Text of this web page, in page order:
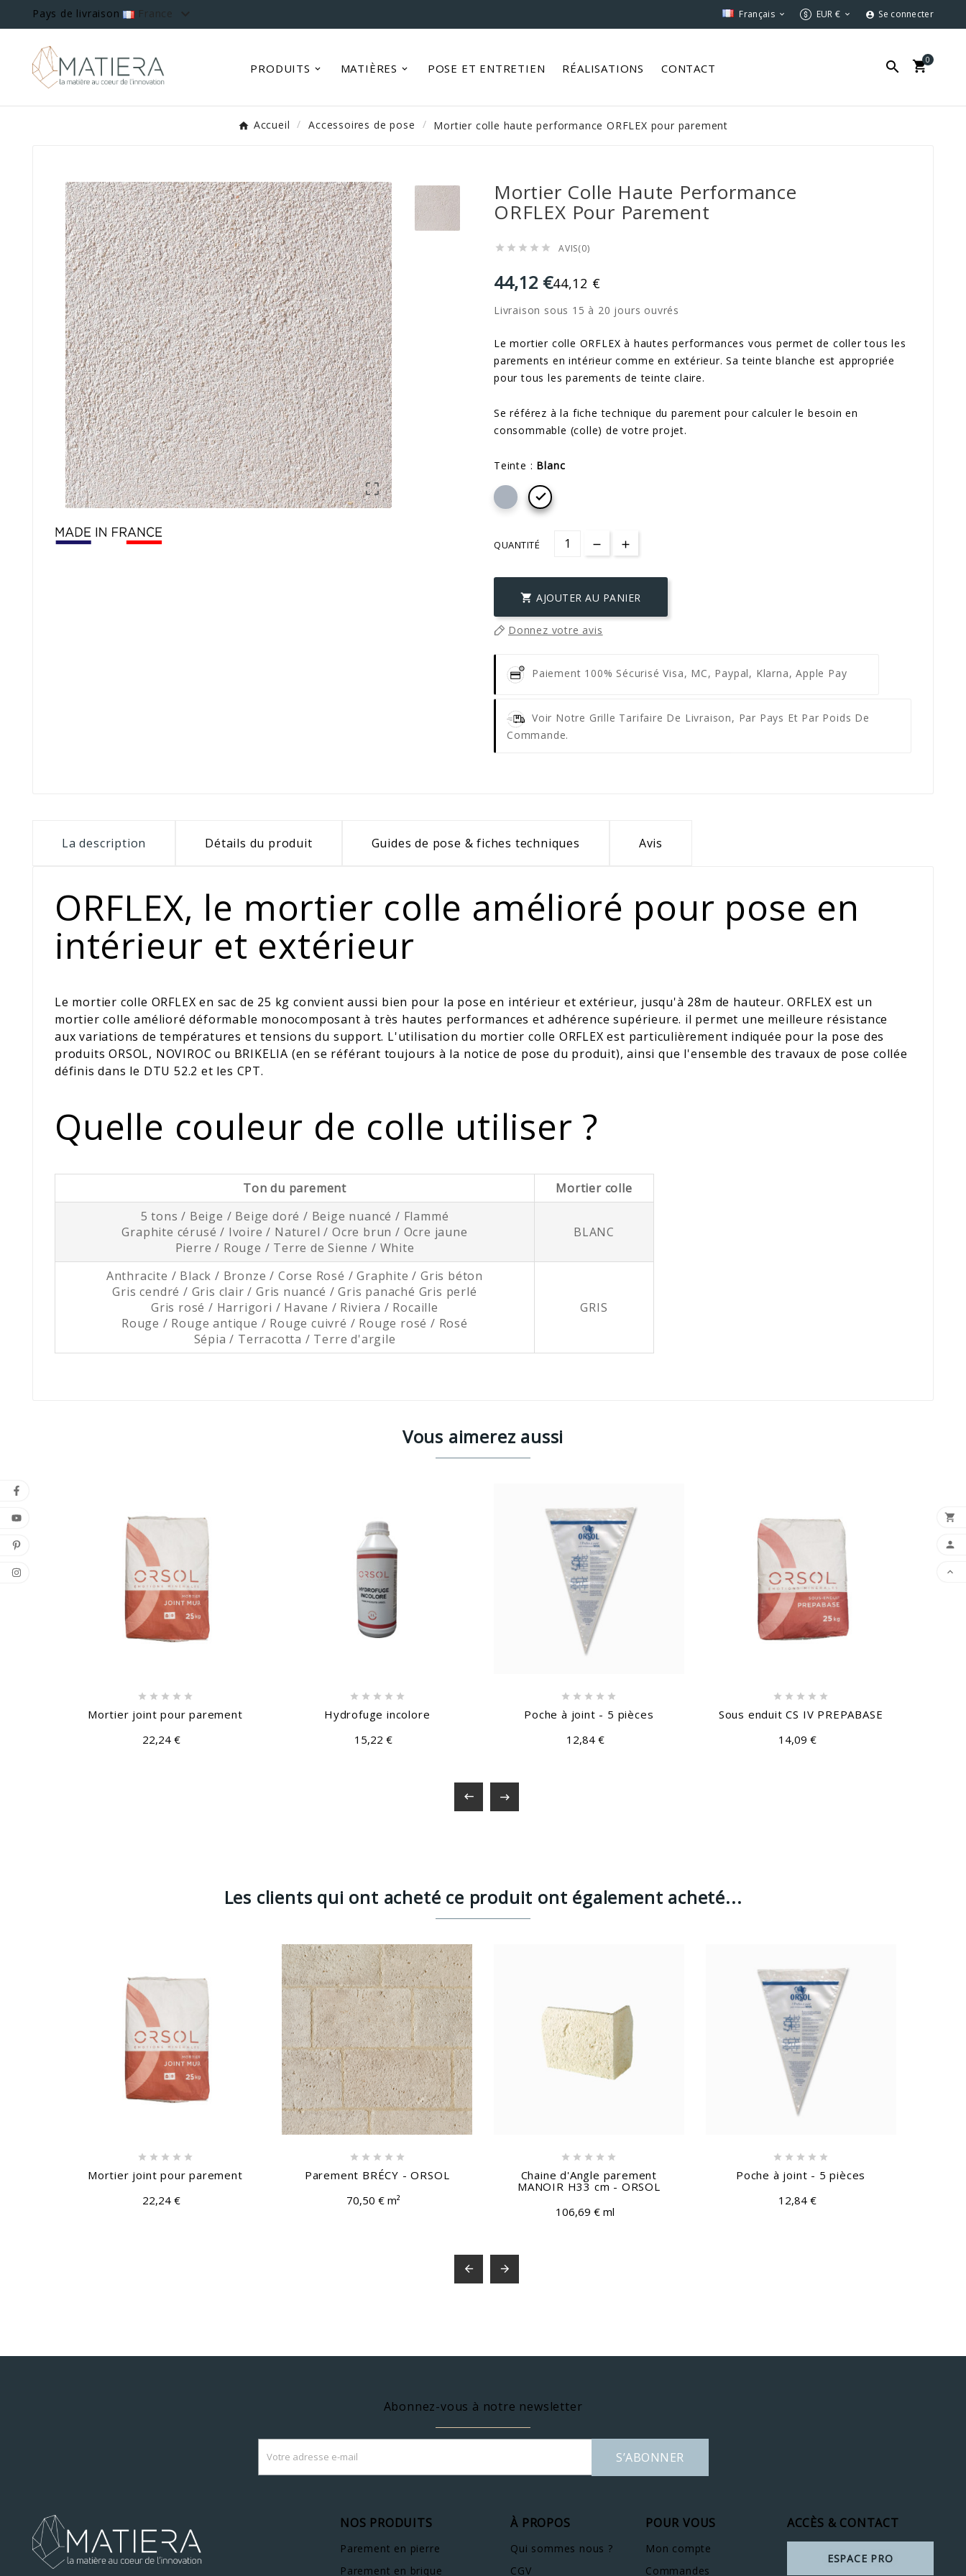
Pays de livraison France  Français  EUR €   Se connecter
PRODUITS MATIÈRES POSE ET ENTRETIEN RÉALISATIONS CONTACT  0
Accueil Accessoires de pose Mortier colle haute performance ORFLEX pour parement

Mortier Colle Haute Performance
ORFLEX Pour Parement
     AVIS(0)
44,12 €44,12 €
Livraison sous 15 à 20 jours ouvrés
Le mortier colle ORFLEX à hautes performances vous permet de coller tous les
parements en intérieur comme en extérieur. Sa teinte blanche est appropriée
pour tous les parements de teinte claire.
Se référez à la fiche technique du parement pour calculer le besoin en
consommable (colle) de votre projet.
Teinte : Blanc

QUANTITÉ
 AJOUTER AU PANIER
Donnez votre avis
Paiement 100% SécuriséVisa, MC, Paypal, Klarna, Apple Pay
Voir Notre Grille Tarifaire De Livraison, Par Pays Et Par Poids De
Commande.
La description Détails du produit Guides de pose & fiches techniques Avis
ORFLEX, le mortier colle amélioré pour pose en
intérieur et extérieur
Le mortier colle ORFLEX en sac de 25 kg convient aussi bien pour la pose en intérieur et extérieur, jusqu'à 28m de hauteur. ORFLEX est un
mortier colle amélioré déformable monocomposant à très hautes performances et adhérence supérieure. il permet une meilleure résistance
aux variations de températures et tensions du support. L'utilisation du mortier colle ORFLEX est particulièrement indiquée pour la pose des
produits ORSOL, NOVIROC ou BRIKELIA (en se référant toujours à la notice de pose du produit), ainsi que l'ensemble des travaux de pose collée
définis dans le DTU 52.2 et les CPT.
Quelle couleur de colle utiliser ?
Ton du parement
Mortier colle
5 tons / Beige / Beige doré / Beige nuancé / Flammé
Graphite cérusé / Ivoire / Naturel / Ocre brun / Ocre jaune
Pierre / Rouge / Terre de Sienne / White
BLANC
Anthracite / Black / Bronze / Corse Rosé / Graphite / Gris béton
Gris cendré / Gris clair / Gris nuancé / Gris panaché Gris perlé
Gris rosé / Harrigori / Havane / Riviera / Rocaille
Rouge / Rouge antique / Rouge cuivré / Rouge rosé / Rosé
Sépia / Terracotta / Terre d'argile
GRIS
Vous aimerez aussi

    
Mortier joint pour parement
22,24 €
    
Hydrofuge incolore
15,22 €
    
Poche à joint - 5 pièces
12,84 €
    
Sous enduit CS IV PREPABASE
14,09 €
 
Les clients qui ont acheté ce produit ont également acheté...

    
Mortier joint pour parement
22,24 €
    
Parement BRÉCY - ORSOL
70,50 € m²
    
Chaine d'Angle parement
MANOIR H33 cm - ORSOL
106,69 € ml
    
Poche à joint - 5 pièces
12,84 €
 
Abonnez-vous à notre newsletter
S’ABONNER
NOS PRODUITS
Parement en pierre
Parement en brique
À PROPOS
Qui sommes nous ?
CGV
POUR VOUS
Mon compte
Commandes
ACCÈS & CONTACT
ESPACE PRO


